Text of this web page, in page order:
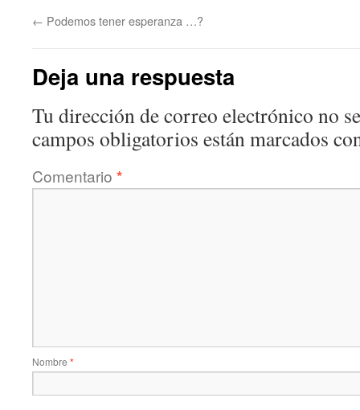
← Podemos tener esperanza …?
Deja una respuesta
Tu dirección de correo electrónico no
campos obligatorios están marcados
Comentario *
Nombre *